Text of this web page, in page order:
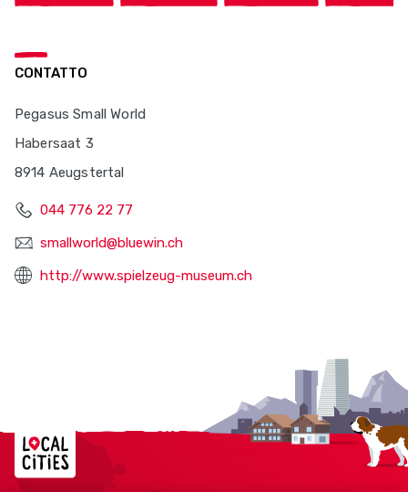
CONTATTO
Pegasus Small World
Habersaat 3
8914 Aeugstertal
044 776 22 77
smallworld@bluewin.ch
http://www.spielzeug-museum.ch
Localcities